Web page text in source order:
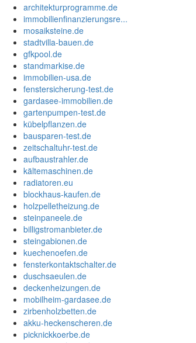
architekturprogramme.de
immobilienfinanzierungsre...
mosaiksteine.de
stadtvilla-bauen.de
gfkpool.de
standmarkise.de
immobilien-usa.de
fenstersicherung-test.de
gardasee-immobilien.de
gartenpumpen-test.de
kübelpflanzen.de
bausparen-test.de
zeitschaltuhr-test.de
aufbaustrahler.de
kältemaschinen.de
radiatoren.eu
blockhaus-kaufen.de
holzpelletheizung.de
steinpaneele.de
billigstromanbieter.de
steingabionen.de
kuechenoefen.de
fensterkontaktschalter.de
duschsaeulen.de
deckenheizungen.de
mobilheim-gardasee.de
zirbenholzbetten.de
akku-heckenscheren.de
picknickkoerbe.de